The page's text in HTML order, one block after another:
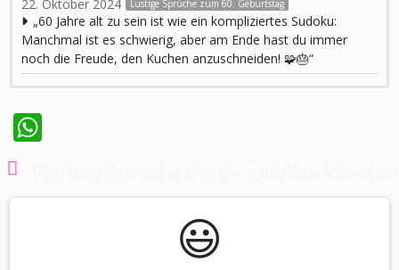
22. Oktober 2024 Lustige Sprüche zum 60. Geburtstag
„60 Jahre alt zu sein ist wie ein kompliziertes Sudoku:
Manchmal ist es schwierig, aber am Ende hast du immer
noch die Freude, den Kuchen anzuschneiden! 🧩🎂“
😃️